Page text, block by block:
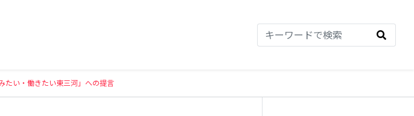
たい・働きたい東三河」への提言